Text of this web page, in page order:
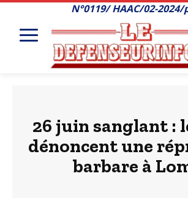
N°0119/ HAAC/02-
26 juin sanglant :
dénoncent une
barbare à